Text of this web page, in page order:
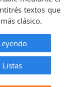
textos que
clásico.
Listas